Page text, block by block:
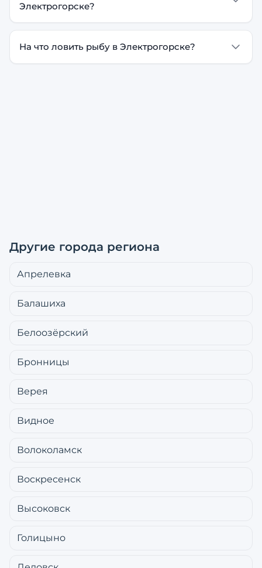
Электрогорске?
На что ловить рыбу в Электрогорске?
Другие города региона
Апрелевка
Балашиха
Белоозёрский
Бронницы
Верея
Видное
Волоколамск
Воскресенск
Высоковск
Голицыно